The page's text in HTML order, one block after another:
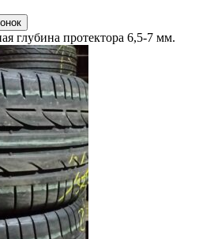
глубина протектора 6,5-7 мм.